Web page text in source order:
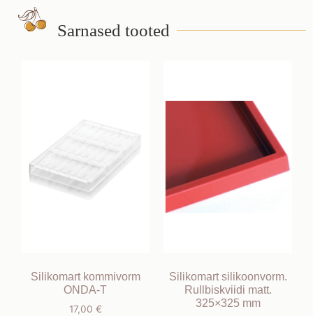
Sarnased tooted
Silikomart kommivorm
ONDA-T
17,00 €
Silikomart silikoonvorm.
Rullbiskviidi matt.
325×325 mm